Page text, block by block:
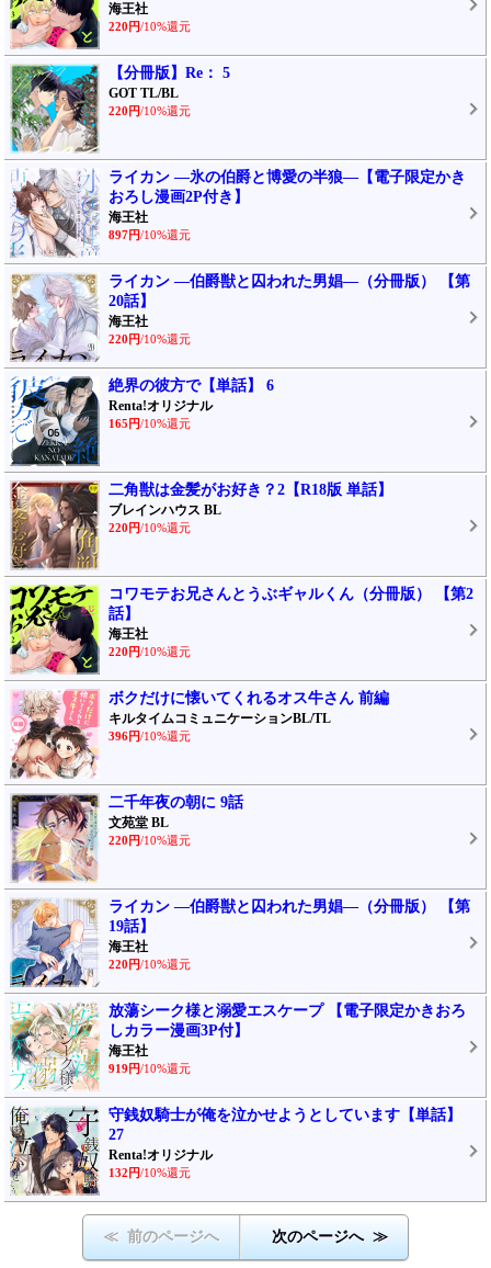
海王社
220円/10%還元
【分冊版】Re： 5
GOT TL/BL
220円/10%還元
ライカン ―氷の伯爵と博愛の半狼―【電子限定かき
おろし漫画2P付き】
海王社
897円/10%還元
ライカン ―伯爵獣と囚われた男娼―（分冊版） 【第
20話】
海王社
220円/10%還元
絶界の彼方で【単話】 6
Renta!オリジナル
165円/10%還元
二角獣は金髪がお好き？2【R18版 単話】
ブレインハウス BL
220円/10%還元
コワモテお兄さんとうぶギャルくん（分冊版） 【第2
話】
海王社
220円/10%還元
ボクだけに懐いてくれるオス牛さん 前編
キルタイムコミュニケーションBL/TL
396円/10%還元
二千年夜の朝に 9話
文苑堂 BL
220円/10%還元
ライカン ―伯爵獣と囚われた男娼―（分冊版） 【第
19話】
海王社
220円/10%還元
放蕩シーク様と溺愛エスケープ 【電子限定かきおろ
しカラー漫画3P付】
海王社
919円/10%還元
守銭奴騎士が俺を泣かせようとしています【単話】
27
Renta!オリジナル
132円/10%還元
≪ 前のページへ 次のページへ ≫